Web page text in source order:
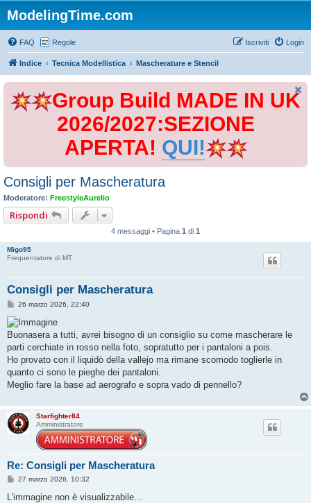
ModelingTime.com
FAQ Regole Login
Iscriviti
Indice Tecnica Modellistica Mascherature e Stencil
Group Build MADE IN UK
2026/2027:SEZIONE
APERTA! QUI!
Consigli per Mascheratura
Moderatore: FreestyleAurelio
Rispondi
4 messaggi • Pagina 1 di 1
Migo95
Frequentatore di MT
Consigli per Mascheratura
M
s
s
a
g
i
o
26 marzo 2026, 22:40
Buonasera a tutti, avrei bisogno di un consiglio su come mascherare le
parti cerchiate in rosso nella foto, sopratutto per i pantaloni a pois.
Ho provato con il liquidò della vallejo ma rimane scomodo toglierle in
quanto ci sono le pieghe dei pantaloni.
Meglio fare la base ad aerografo e sopra vado di pennello?
Starfighter84
Amministratore
Re: Consigli per Mascheratura
M
s
27 marzo 2026, 10:32
L'immagine non è visualizzabile...